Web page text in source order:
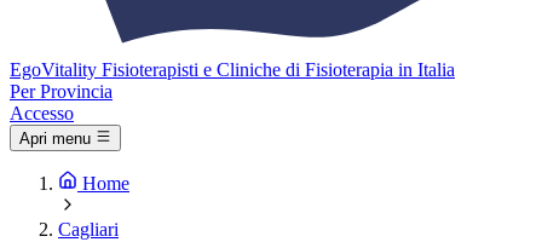
EgoVitality Fisioterapisti e Cliniche di Fisioterapia in Italia
Per Provincia
Accesso
Apri menu
Home
Cagliari